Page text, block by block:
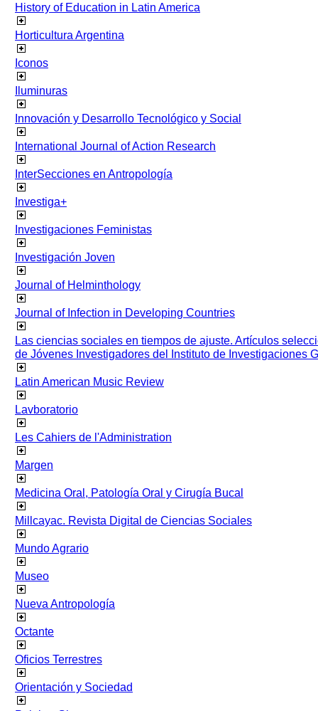
History of Education in Latin America
Horticultura Argentina
Iconos
Iluminuras
Innovación y Desarrollo Tecnológico y Social
International Journal of Action Research
InterSecciones en Antropología
Investiga+
Investigaciones Feministas
Investigación Joven
Journal of Helminthology
Journal of Infection in Developing Countries
Las ciencias sociales en tiempos de ajuste. Artículos
de Jóvenes Investigadores del Instituto de Investigaciones
Latin American Music Review
Lavboratorio
Les Cahiers de l'Administration
Margen
Medicina Oral, Patología Oral y Cirugía Bucal
Millcayac. Revista Digital de Ciencias Sociales
Mundo Agrario
Museo
Nueva Antropología
Octante
Oficios Terrestres
Orientación y Sociedad